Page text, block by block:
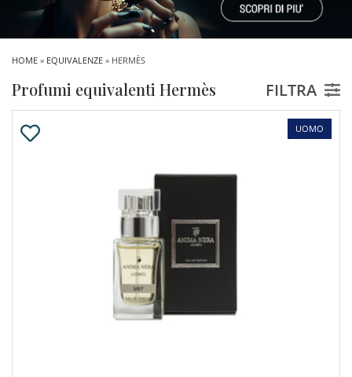
HOME » EQUIVALENZE » HERMÈS
Profumi equivalenti Hermès FILTRA
UOMO